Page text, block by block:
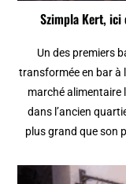
Szimpla Kert, ici
Un des premiers
transformée en bar à
marché alimentaire
dans l’ancien
plus grand que son